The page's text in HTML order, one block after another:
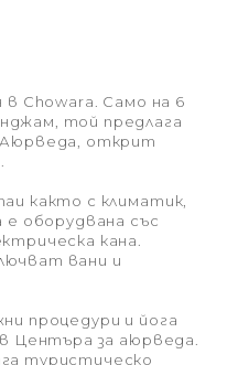
в Chowara. Само на 6
той предлага
Аюрведа, открит
както с климатик,
оборудвана със
кана.
вани и
процедури и йога
Центъра за аюрведа.
туристическо